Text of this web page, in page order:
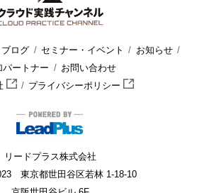
ブログ セミナー・イベント
お知らせ
パートナー
お問い合わせ
プライバシーポリシー
リードプラス株式会社
東京都世田谷区若林 1-18-10